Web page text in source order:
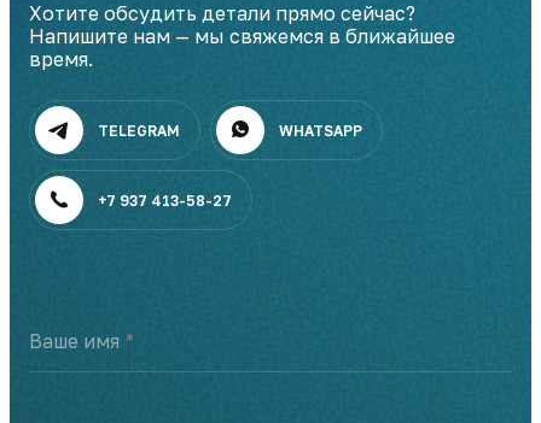
Хотите обсудить детали прямо сейчас?
Напишите нам — мы свяжемся в ближайшее
время.
TELEGRAM WHATSAPP
+7 937 413-58-27
Ваше имя